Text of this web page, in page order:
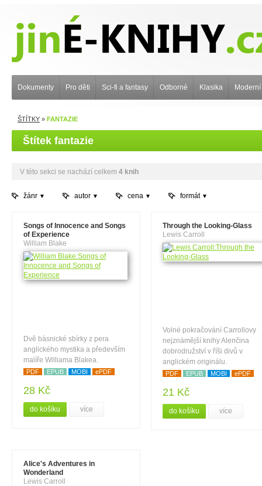
Dokumenty Pro děti Sci-fi a fantasy Odborné Klasika
ŠTÍTKY » FANTAZIE
Štítek fantazie
V této sekci se nachází celkem 4 knih
žánr autor cena formát
Songs of Innocence and Songs
of Experience
William Blake
Dvě básnické sbírky z pera
anglického mystika a především
malíře Williama Blakea.
PDF EPUB MOBI ePDF
28 Kč
do košíku více
Through the Looking-Glass
Lewis Carroll
Volné pokračování Carrollovy
nejznámější knihy Alenčina
dobrodružství v říši divů v
anglickém originálu.
PDF EPUB MOBI ePDF
21 Kč
do košíku více
Alice's Adventures in
Wonderland
Lewis Carroll